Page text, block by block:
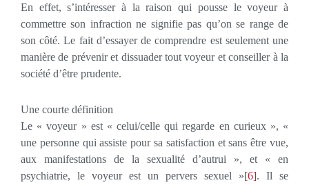
En effet, s’intéresser à la raison qui pousse le voyeur à
commettre son infraction ne signifie pas qu’on se range de
son côté. Le fait d’essayer de comprendre est seulement une
manière de prévenir et dissuader tout voyeur et conseiller à la
société d’être prudente.
Une courte définition
Le « voyeur » est « celui/celle qui regarde en curieux », «
une personne qui assiste pour sa satisfaction et sans être vue,
aux manifestations de la sexualité d’autrui », et « en
psychiatrie, le voyeur est un pervers sexuel »[6]. Il se